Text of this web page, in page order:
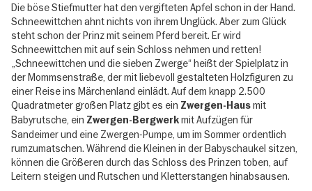
Die böse Stiefmutter hat den vergifteten Apfel schon in der Hand.
Schneewittchen ahnt nichts von ihrem Unglück. Aber zum Glück
steht schon der Prinz mit seinem Pferd bereit. Er wird
Schneewittchen mit auf sein Schloss nehmen und retten!
„Schneewittchen und die sieben Zwerge“ heißt der Spielplatz in
der Mommsenstraße, der mit liebevoll gestalteten Holzfiguren zu
einer Reise ins Märchenland einlädt. Auf dem knapp 2.500
Quadratmeter großen Platz gibt es ein Zwergen-Hausmit
Babyrutsche, ein Zwergen-Bergwerkmit Aufzügen für
Sandeimer und eine Zwergen-Pumpe, um im Sommer ordentlich
rumzumatschen. Während die Kleinen in der Babyschaukel sitzen,
können die Größeren durch das Schloss des Prinzen toben, auf
Leitern steigen und Rutschen und Kletterstangen hinabsausen.